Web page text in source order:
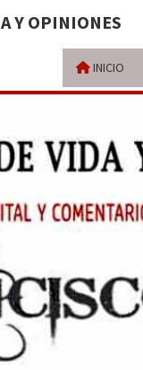
Y OPINIONES
INICIO